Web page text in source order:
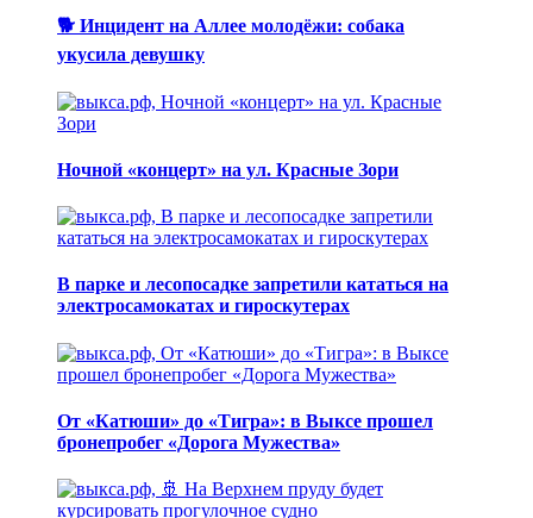
🐕 Инцидент на Аллее молодёжи: собака
укусила девушку
Ночной «концерт» на ул. Красные Зори
В парке и лесопосадке запретили кататься на
электросамокатах и гироскутерах
От «Катюши» до «Тигра»: в Выксе прошел
бронепробег «Дорога Мужества»